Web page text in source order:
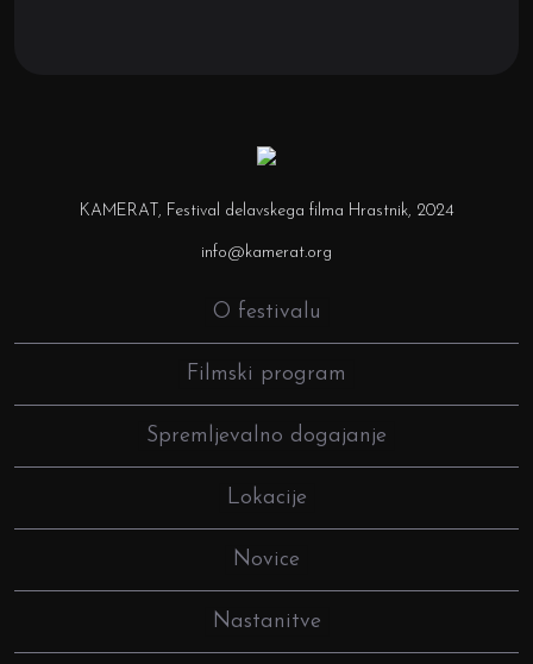
KAMERAT, Festival delavskega filma Hrastnik, 2024
info@kamerat.org
O festivalu
Filmski program
Spremljevalno dogajanje
Lokacije
Novice
Nastanitve